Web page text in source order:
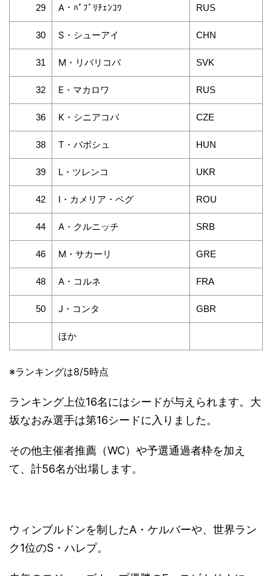
29 A・ﾊﾟﾌﾞﾘﾁｪﾝｺﾜ RUS
30 S・シューアイ CHN
31 M・リバリコバ SVK
32 E・マカロワ RUS
36 K・シニアコバ CZE
38 T・バボシュ HUN
39 L・ツレンコ UKR
42 I・カメリア・ベグ ROU
44 A・クルニッチ SRB
46 M・サカーリ GRE
48 A・コルネ FRA
50 J・コンタ GBR
ほか
※ランキングは8/5時点
ランキング上位16名にはシードが与えられます。大
坂なおみ選手は第16シードに入りました。
その他主催者推薦（WC）や予選通過者枠を加え
て、計56名が出場します。
ウィンブルドンを制したA・ケルバーや、世界ラン
ク1位のS・ハレプ。